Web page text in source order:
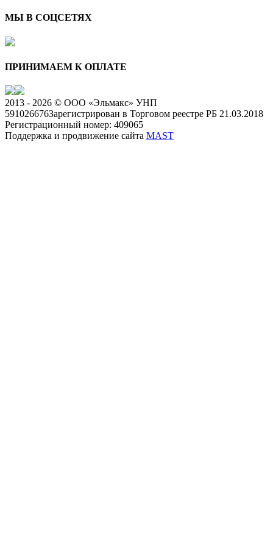
МЫ В СОЦСЕТЯХ
ПРИНИМАЕМ К ОПЛАТЕ
2013 - 2026 © ООО «Эльмакс» УНП
591026676Зарегистрирован в Торговом реестре РБ 21.03.2018
Регистрационный номер: 409065
Поддержка и продвижение сайта MAST